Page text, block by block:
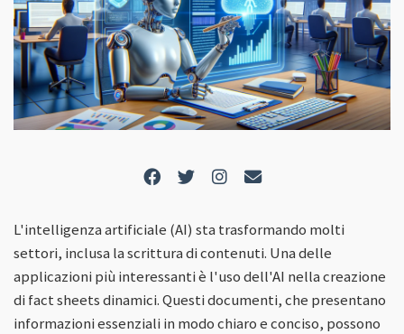
L'intelligenza artificiale (AI) sta trasformando molti
settori, inclusa la scrittura di contenuti. Una delle
applicazioni più interessanti è l'uso dell'AI nella creazione
di fact sheets dinamici. Questi documenti, che presentano
informazioni essenziali in modo chiaro e conciso, possono